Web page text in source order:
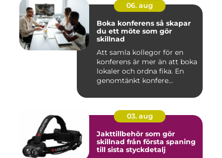
06. aug
Boka konferens så skapar
du ett möte som gör
skillnad
Att samla kollegor för en
konferens är mer än att boka
lokaler och ordna fika. En
genomtänkt konfere...
03. aug
Jakttillbehör som gör
skillnad från första spaning
till sista styckdetalj